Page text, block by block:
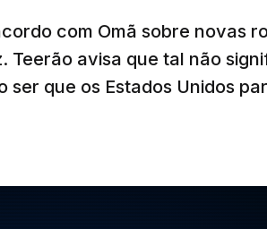
com Omã sobre novas
Teerão avisa que tal não
que os Estados Unidos